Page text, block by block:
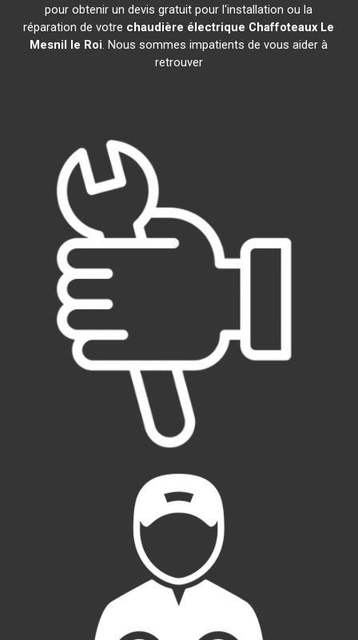
pour obtenir un devis gratuit pour l'installation ou la
réparation de votre chaudière électrique Chaffoteaux Le
Mesnil le Roi. Nous sommes impatients de vous aider à
retrouver